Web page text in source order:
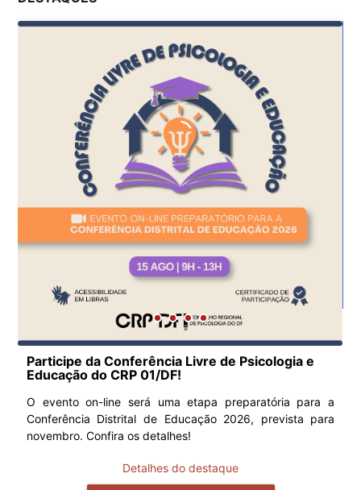
Participe da Conferência Livre de Psicologia e
Educação do CRP 01/DF!
O evento on-line será uma etapa preparatória para a
Conferência Distrital de Educação 2026, prevista para
novembro. Confira os detalhes!
Detalhes do destaque